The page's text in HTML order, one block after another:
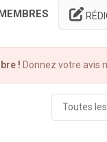
! Donnez votre avis
Toutes